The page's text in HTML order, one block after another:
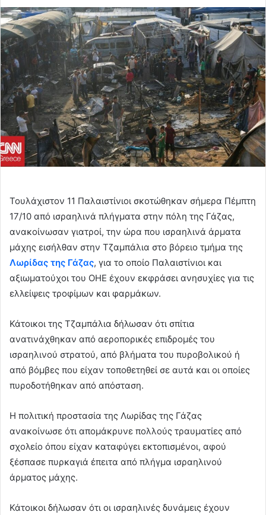
Τουλάχιστον 11 Παλαιστίνιοι σκοτώθηκαν σήμερα Πέμπτη
17/10 από ισραηλινά πλήγματα στην πόλη της Γάζας,
ανακοίνωσαν γιατροί, την ώρα που ισραηλινά άρματα
μάχης εισήλθαν στην Τζαμπάλια στο βόρειο τμήμα της
Λωρίδας της Γάζας, για το οποίο Παλαιστίνιοι και
αξιωματούχοι του ΟΗΕ έχουν εκφράσει ανησυχίες για τις
ελλείψεις τροφίμων και φαρμάκων.
Κάτοικοι της Τζαμπάλια δήλωσαν ότι σπίτια
ανατινάχθηκαν από αεροπορικές επιδρομές του
ισραηλινού στρατού, από βλήματα του πυροβολικού ή
από βόμβες που είχαν τοποθετηθεί σε αυτά και οι οποίες
πυροδοτήθηκαν από απόσταση.
Η πολιτική προστασία της Λωρίδας της Γάζας
ανακοίνωσε ότι απομάκρυνε πολλούς τραυματίες από
σχολείο όπου είχαν καταφύγει εκτοπισμένοι, αφού
ξέσπασε πυρκαγιά έπειτα από πλήγμα ισραηλινού
άρματος μάχης.
Κάτοικοι δήλωσαν ότι οι ισραηλινές δυνάμεις έχουν